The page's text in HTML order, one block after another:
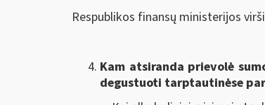
Respublikos finansų ministerijos
Kam atsiranda prievolė
degustuoti tarptautinėse